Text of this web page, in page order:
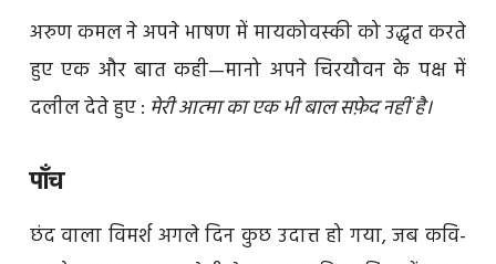
अरुण कमल ने अपने भाषण में मायकोवस्की को उद्धृत करते
हुए एक और बात कही—मानो अपने चिरयौवन के पक्ष में
दलील देते हुए : मेरी आत्मा का एक भी बाल सफ़ेद नहीं है।
पाँच
छंद वाला विमर्श अगले दिन कुछ उदात्त हो गया, जब कवि-